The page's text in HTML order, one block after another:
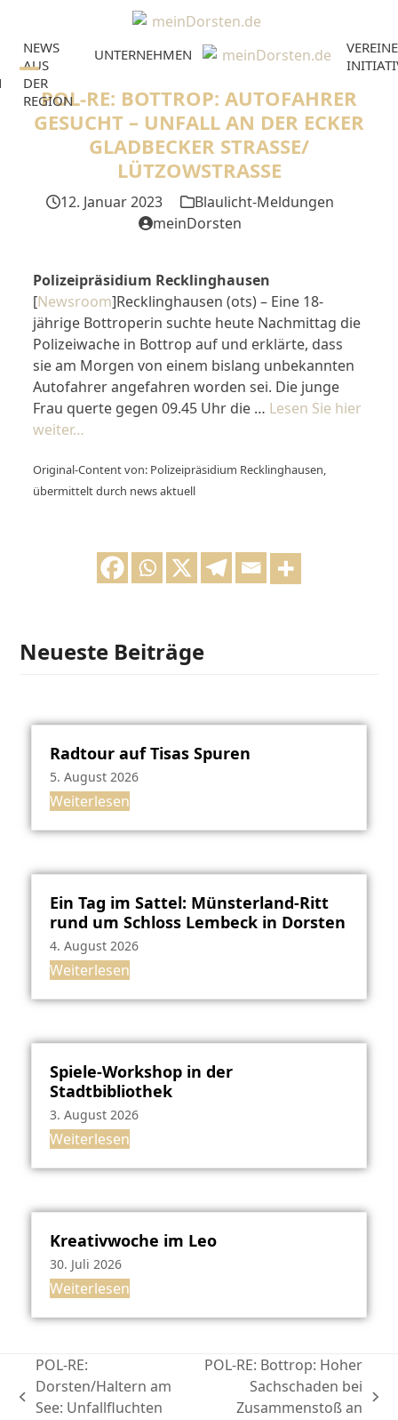
content
NEWS
AUS
DER
REGION
UNTERNEHMEN
Open
mobile
Close
mobile
POL-RE: BOTTROP: AUTOFAHRER
GESUCHT – UNFALL AN DER ECKER
GLADBECKER STRASSE/ L
ÜTZOWSTRASSE
12. Januar 2023
Blaulicht-Meldungen
meinDorsten
Polizeipräsidium Recklinghausen
[Newsroom]Recklinghausen (ots) – Eine 18-
jährige Bottroperin suchte heute Nachmittag die
Polizeiwache in Bottrop auf und erklärte, dass
sie am Morgen von einem bislang unbekannten
Autofahrer angefahren worden sei. Die junge
Frau querte gegen 09.45 Uhr die … Lesen Sie hier
weiter…
Original-Content von: Polizeipräsidium Recklinghausen,
übermittelt durch news aktuell
Neueste Beiträge
Radtour auf Tisas Spuren
5. August 2026
Weiterlesen
Ein Tag im Sattel: Münsterland-Ritt
rund um Schloss Lembeck in Dorsten
4. August 2026
Weiterlesen
Spiele-Workshop in der
Stadtbibliothek
3. August 2026
Weiterlesen
Kreativwoche im Leo
30. Juli 2026
Weiterlesen
vorheriger
POL-RE:
Dorsten/Haltern am
See: Unfallfluchten
Nächster
POL-RE: Bottrop: Hoher
Sachschaden bei
Zusammenstoß an